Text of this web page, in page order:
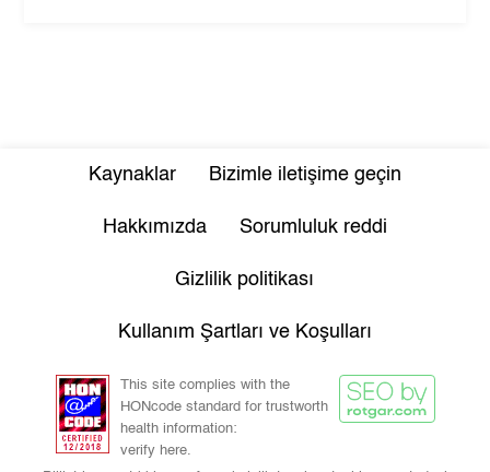
Kaynaklar Bizimle iletişime geçin
Hakkımızda Sorumluluk reddi
Gizlilik politikası
Kullanım Şartları ve Koşulları
This site complies with the
HONcode standard for trustworth
health information:
verify here.